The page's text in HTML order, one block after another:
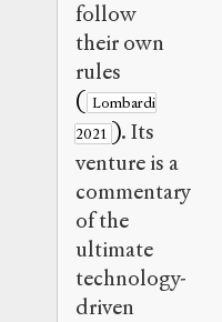
follow
their own
rules
( Lombardi
2021 ). Its
venture is a
commentary
of the
ultimate
technology-
driven